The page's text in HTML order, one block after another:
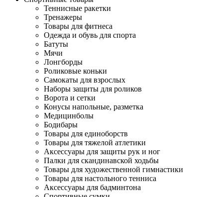
Теннисные ракетки
Тренажеры
Товары для фитнеса
Одежда и обувь для спорта
Батуты
Мячи
Лонгборды
Роликовые коньки
Самокаты для взрослых
Наборы защиты для роликов
Ворота и сетки
Конусы напольные, разметка
Медицинболы
Бодибары
Товары для единоборств
Товары для тяжелой атлетики
Аксессуары для защиты рук и ног
Палки для скандинавской ходьбы
Товары для художественной гимнастики
Товары для настольного тенниса
Аксессуары для бадминтона